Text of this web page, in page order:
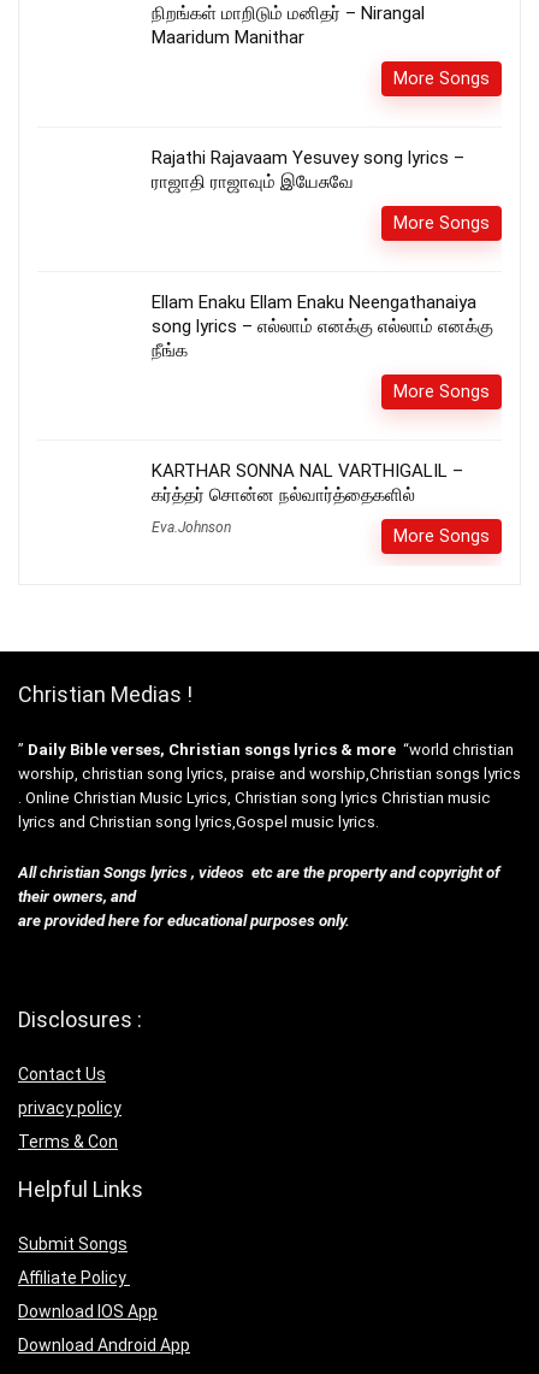
நிறங்கள் மாறிடும் மனிதர் – Nirangal
Maaridum Manithar
More Songs
Rajathi Rajavaam Yesuvey song lyrics –
ராஜாதி ராஜாவும் இயேசுவே
More Songs
Ellam Enaku Ellam Enaku Neengathanaiya
song lyrics – எல்லாம் எனக்கு எல்லாம் எனக்கு
நீங்க
More Songs
KARTHAR SONNA NAL VARTHIGALIL –
கர்த்தர் சொன்ன நல்வார்த்தைகளில்
Eva.Johnson More Songs
Christian Medias !
” Daily Bible verses, Christian songs lyrics & more “world christian
worship, christian song lyrics, praise and worship,Christian songs lyrics
. Online Christian Music Lyrics, Christian song lyrics Christian music
lyrics and Christian song lyrics,Gospel music lyrics.
All christian Songs lyrics , videos etc are the property and copyright of
their owners, and
are provided here for educational purposes only.
Disclosures :
Contact Us
privacy policy
Terms & Con
Helpful Links
Submit Songs
Affiliate Policy
Download IOS App
Download Android App